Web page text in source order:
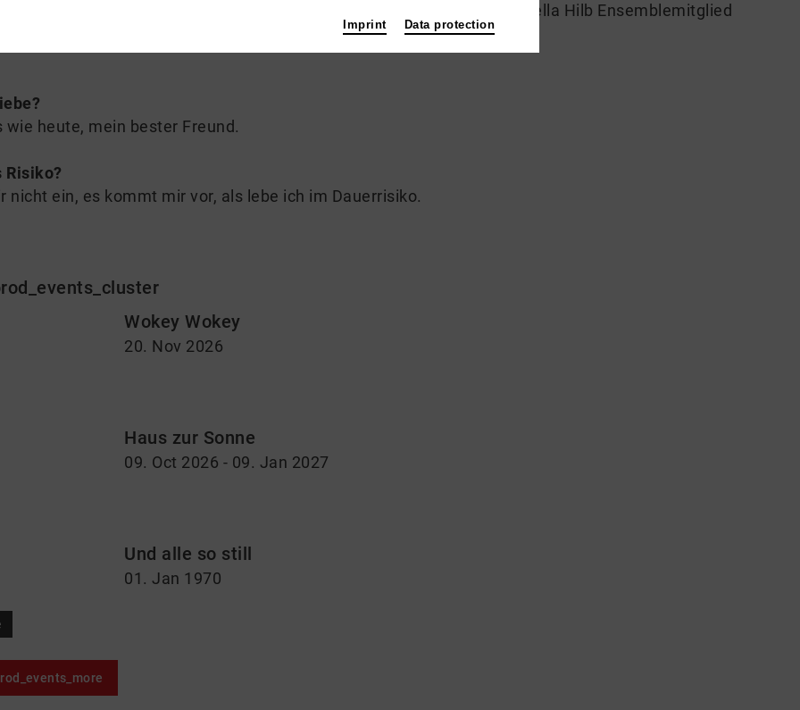
Bühnen Bozen, Maxim Gorki Theater. Seit der Spielzeit 19/20 ist Stella Hilb Ensemblemitglied
wie heute, mein bester Freund.
Risiko?
nicht ein, es kommt mir vor, als lebe ich im Dauerrisiko.
Wokey Wokey
20. Nov 2026
Haus zur Sonne
09. Oct 2026 - 09. Jan 2027
Und alle so still
01. Jan 1970
Imprint Data protection